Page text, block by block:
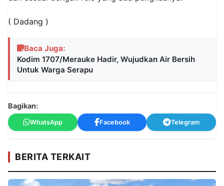
( Dadang )
Baca Juga:
Kodim 1707/Merauke Hadir, Wujudkan Air Bersih
Untuk Warga Serapu
Bagikan:
WhatsApp Facebook Telegram
BERITA TERKAIT